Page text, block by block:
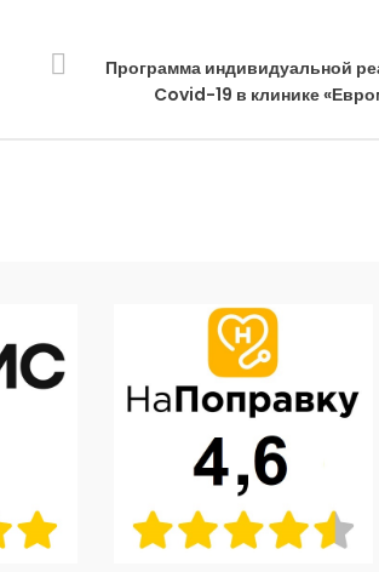
Программа индивидуальной
Covid-19 в клинике